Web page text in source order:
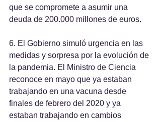
que se compromete a asumir una
deuda de 200.000 millones de euros.
6. El Gobierno simuló urgencia en las
medidas y sorpresa por la evolución de
la pandemia. El Ministro de Ciencia
reconoce en mayo que ya estaban
trabajando en una vacuna desde
finales de febrero del 2020 y ya
estaban trabajando en cambios